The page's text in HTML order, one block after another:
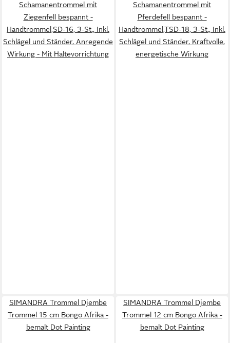
Schamanentrommel mit
Ziegenfell bespannt -
Handtrommel,SD-16, 3-St., Inkl.
Schlägel und Ständer, Anregende
Wirkung - Mit Haltevorrichtung
Schamanentrommel mit
Pferdefell bespannt -
Handtrommel,TSD-18, 3-St., Inkl.
Schlägel und Ständer, Kraftvolle,
energetische Wirkung
SIMANDRA Trommel Djembe
Trommel 15 cm Bongo Afrika -
bemalt Dot Painting
SIMANDRA Trommel Djembe
Trommel 12 cm Bongo Afrika -
bemalt Dot Painting